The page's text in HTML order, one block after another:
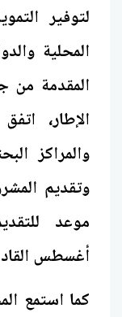
لتوفير
المحلية
المقدمة من
الإطار،
والمراكز
وتقديم
موعد
أغسطس
كما استمع